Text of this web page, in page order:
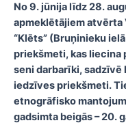
No 9. jūnija līdz 28.
apmeklētājiem atvērta
“Klēts” (Bruņinieku
priekšmeti, kas liecina
seni darbarīki,
iedzīves priekšmeti.
etnogrāfisko
gadsimta beigās – 20.